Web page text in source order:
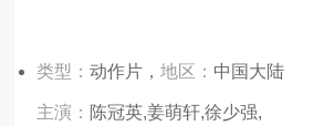
类型： 动作片， 地区： 中国大陆
主演： 陈冠英,姜萌轩,徐少强,